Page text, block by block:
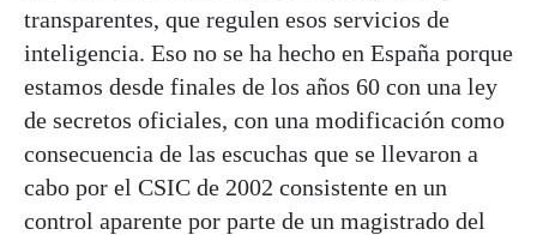
transparentes, que regulen esos servicios de
inteligencia. Eso no se ha hecho en España porque
estamos desde finales de los años 60 con una ley
de secretos oficiales, con una modificación como
consecuencia de las escuchas que se llevaron a
cabo por el CSIC de 2002 consistente en un
control aparente por parte de un magistrado del